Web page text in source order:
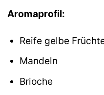
Aromaprofil:
Reife gelbe
Mandeln
Brioche